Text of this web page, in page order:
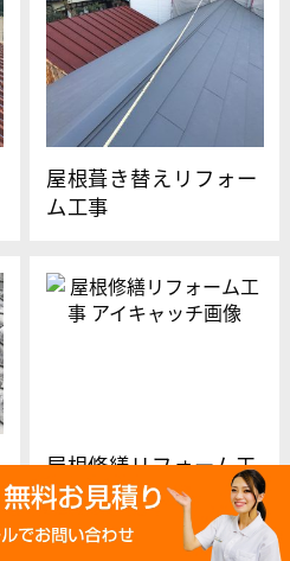
屋根葺き替えリフォー
ム工事
屋根修繕リフォーム工
事